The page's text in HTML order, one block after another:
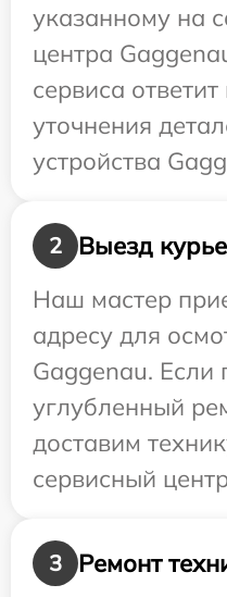
указанному на
центра
сервиса
уточнения
устройства
2
Выезд
Наш мастер
адресу для
Gaggenau. Если
углубленный
доставим
сервисный
3 Ремонт